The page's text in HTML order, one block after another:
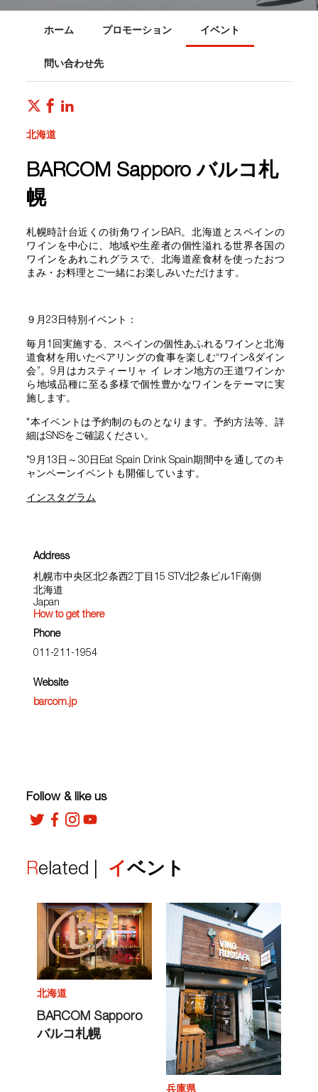
ホーム プロモーション イベント
問い合わせ先
北海道
BARCOM Sapporo バルコ札
幌
札幌時計台近くの街角ワインBAR。北海道とスペインの
ワインを中心に、地域や生産者の個性溢れる世界各国の
ワインをあれこれグラスで、北海道産食材を使ったおつ
まみ・お料理とご一緒にお楽しみいただけます。
９月23日特別イベント：
毎月1回実施する、スペインの個性あふれるワインと北海
道食材を用いたペアリングの食事を楽しむ“ワイン&ダイン
会”。9月はカスティーリャ イ レオン地方の王道ワインか
ら地域品種に至る多様で個性豊かなワインをテーマに実
施します。
*本イベントは予約制のものとなります。予約方法等、詳
細はSNSをご確認ください。
*9月13日～30日Eat Spain Drink Spain期間中を通してのキ
ャンペーンイベントも開催しています。
インスタグラム
Address
札幌市中央区北2条西2丁目15 STV北2条ビル1F南側
北海道
Japan
How to get there
Phone
011-211-1954
Website
barcom.jp
Follow & like us
Related | イベント
北海道
BARCOM Sapporo
バルコ札幌